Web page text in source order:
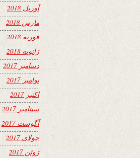
آوریل 2018
مارس 2018
فوریه 2018
ژانویه 2018
دسامبر 2017
نوامبر 2017
اکتبر 2017
سپتامبر 2017
آگوست 2017
جولای 2017
ژوئن 2017